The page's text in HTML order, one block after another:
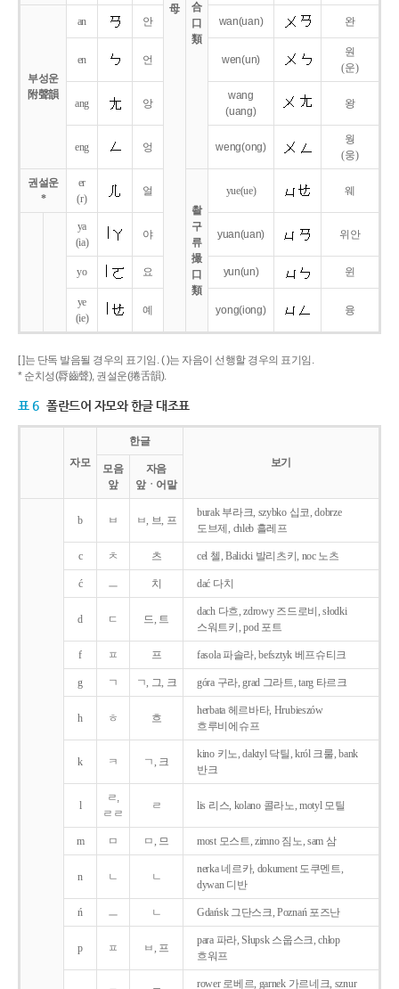
母
合
口
類
부성운
附聲韻
an 안 wan(uan) 완
en 언 wen(un)
원
(운)
ang 앙
wang
(uang)
왕
eng 엉 weng(ong)
웡
(웅)
권설운
*
er
(r)
얼
촬
구
류
撮
口
類
yue(ue) 웨
ya
(ia)
야 yuan(uan) 위안
yo 요 yun(un) 윈
ye
(ie)
예 yong(iong) 융
[ ]는 단독 발음될 경우의 표기임. ( )는 자음이 선행할 경우의 표기임.
* 순치성(脣齒聲), 권설운(捲舌韻).
표 6 폴란드어 자모와 한글 대조표
자모
한글
보기
모음
앞
자음
앞ㆍ어말
b ㅂ ㅂ, 브, 프
burak 부라크, szybko 십코, dobrze
도브제, chleb 흘레프
c ㅊ 츠 cel 첼, Balicki 발리츠키, noc 노츠
ć ㅡ 치 dać 다치
d ㄷ 드, 트
dach 다흐, zdrowy 즈드로비, słodki
스워트키, pod 포트
f ㅍ 프 fasola 파솔라, befsztyk 베프슈티크
g ㄱ ㄱ, 그, 크 góra 구라, grad 그라트, targ 타르크
h ㅎ 흐
herbata 헤르바타, Hrubieszów
흐루비에슈프
k ㅋ ㄱ, 크
kino 키노, daktyl 닥틸, król 크룰, bank
반크
l
ㄹ,
ㄹㄹ
ㄹ lis 리스, kolano 콜라노, motyl 모틸
m ㅁ ㅁ, 므 most 모스트, zimno 짐노, sam 삼
n ㄴ ㄴ
nerka 네르카, dokument 도쿠멘트,
dywan 디반
ń ㅡ ㄴ Gdańsk 그단스크, Poznań 포즈난
p ㅍ ㅂ, 프
para 파라, Słupsk 스웁스크, chłop
흐워프
rower 로베르, garnek 가르네크, sznur